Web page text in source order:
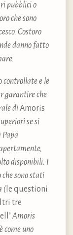
pubblici o
che sono
Costoro
danno fatto
controllate e le
garantire che
diAmoris
se si
Papa
disponibili. I
sono stati
( le questioni
tre
Amoris
come uno